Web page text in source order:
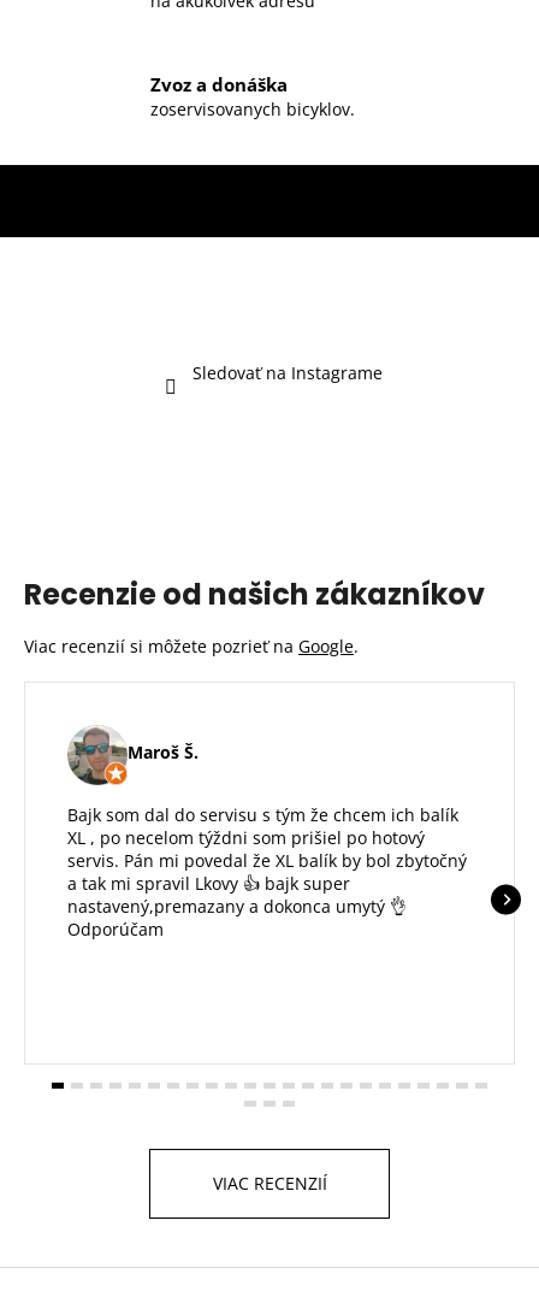
Zvoz a donáška
zoservisovanych bicyklov.
Sledovať na Instagrame
Recenzie od našich zákazníkov
Viac recenzií si môžete pozrieť na Google.
Maroš Š.
Bajk som dal do servisu s tým že chcem ich balík
XL , po necelom týždni som prišiel po hotový
servis. Pán mi povedal že XL balík by bol zbytočný
a tak mi spravil Lkovy 👍 bajk super
nastavený,premazany a dokonca umytý 👌
Odporúčam
VIAC RECENZIÍ
Z